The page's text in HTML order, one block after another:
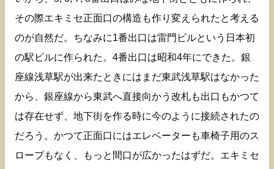
その際エキミセ正面口の構造も作り変えられたと考える
のが自然だ。ちなみに1番出口は雷門ビルという日本初
の駅ビルに作られた。4番出口は昭和4年にできた。銀
座線浅草駅が出来たときにはまだ東武浅草駅はなかった
から、銀座線から東武へ直接向かう改札も出口もかつて
は存在せず、地下街を作る時に今のように接続されたの
だろう。かつて正面口にはエレベーターも車椅子用のス
ロープもなく、もっと間口が広かったはずだ。エキミセ